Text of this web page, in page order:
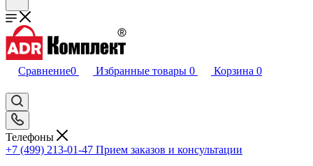
Сравнение0 Избранные товары 0 Корзина 0
Телефоны
+7 (499) 213-01-47 Прием заказов и консультации